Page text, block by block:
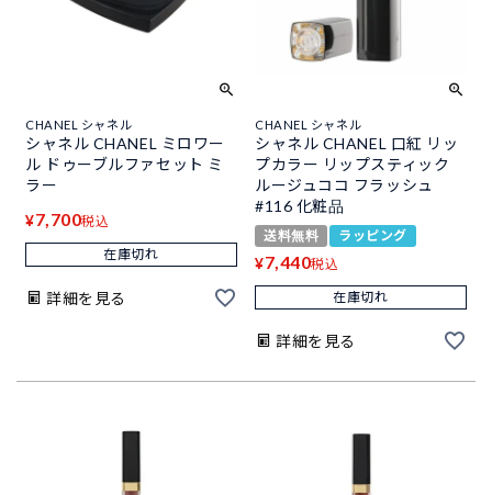
CHANEL シャネル
シャネル CHANEL ミロワー
ル ドゥーブルファセット ミ
ラー
¥7,700税込
在庫切れ
詳細を見る
CHANEL シャネル
シャネル CHANEL 口紅 リッ
プカラー リップスティック
ルージュココ フラッシュ
#116 化粧品
送料無料 ラッピング
¥7,440税込
在庫切れ
詳細を見る